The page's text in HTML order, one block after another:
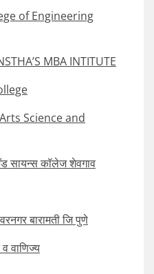
of Engineering
MBA INTITUTE
Science and
सायन्स कॉलेज शेवगाव
बारामती जि पुणे
वाणिज्य